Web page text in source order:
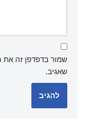
שמור בדפדפן זה
שאגיב.